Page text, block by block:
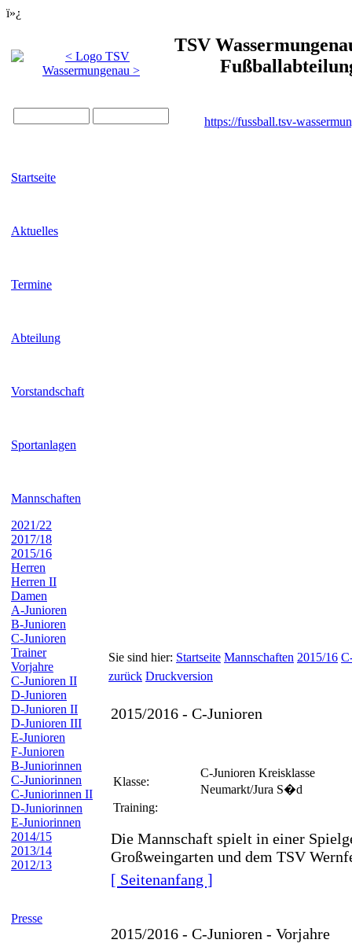
ï»¿
TSV
https://fussball.tsv-
Startseite
Aktuelles
Termine
Abteilung
Vorstandschaft
Sportanlagen
Mannschaften
2021/22
2017/18
2015/16
Herren
Herren II
Damen
A-Junioren
B-Junioren
C-Junioren
Trainer
Vorjahre
C-Junioren II
D-Junioren
D-Junioren II
D-Junioren III
E-Junioren
F-Junioren
B-Juniorinnen
C-Juniorinnen
C-Juniorinnen II
D-Juniorinnen
E-Juniorinnen
2014/15
2013/14
2012/13
Presse
Sie sind hier: Startseite Mannschaften 2015/16
zurück Druckversion
2015/2016 - C-Junioren
Klasse:
C-Junioren Kreisklasse
Neumarkt/Jura S�d
Training:
Die Mannschaft spielt in einer
Großweingarten und dem TSV
[ Seitenanfang ]
2015/2016 - C-Junioren - Vorjahre